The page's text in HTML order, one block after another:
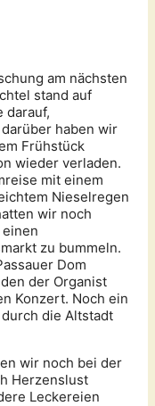
am nächsten
stand auf
darauf,
haben wir
Frühstück
wieder verladen.
mit einem
Nieselregen
wir noch
zu bummeln.
Dom
der Organist
Konzert. Noch ein
die Altstadt
wir noch bei der
Herzenslust
Leckereien